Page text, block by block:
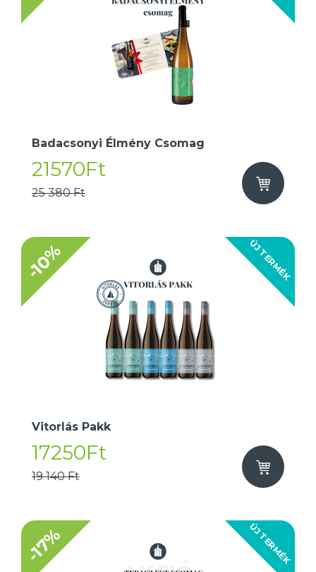
Badacsonyi Élmény Csomag
21570Ft
25 380 Ft
ÚJ TERMÉK
-10%
Vitorlás Pakk
17250Ft
19 140 Ft
ÚJ TERMÉK
-17%